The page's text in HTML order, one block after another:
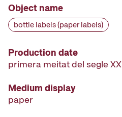
Object name
bottle labels (paper labels)
Production date
primera meitat del segle XX
Medium display
paper